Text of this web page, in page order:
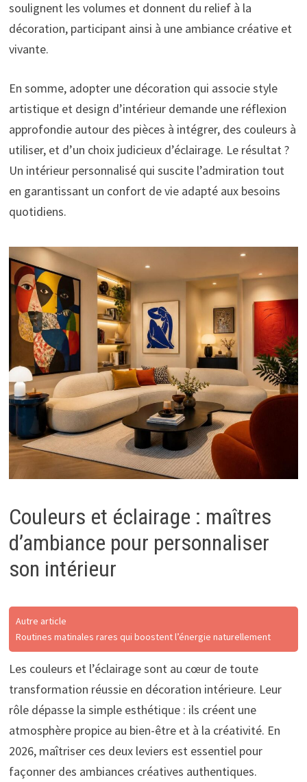
soulignent les volumes et donnent du relief à la
décoration, participant ainsi à une ambiance créative et
vivante.
En somme, adopter une décoration qui associe style
artistique et design d’intérieur demande une réflexion
approfondie autour des pièces à intégrer, des couleurs à
utiliser, et d’un choix judicieux d’éclairage. Le résultat ?
Un intérieur personnalisé qui suscite l’admiration tout
en garantissant un confort de vie adapté aux besoins
quotidiens.
Couleurs et éclairage : maîtres
d’ambiance pour personnaliser
son intérieur
Autre article
Routines matinales rares qui boostent l’énergie naturellement
Les couleurs et l’éclairage sont au cœur de toute
transformation réussie en décoration intérieure. Leur
rôle dépasse la simple esthétique : ils créent une
atmosphère propice au bien-être et à la créativité. En
2026, maîtriser ces deux leviers est essentiel pour
façonner des ambiances créatives authentiques.